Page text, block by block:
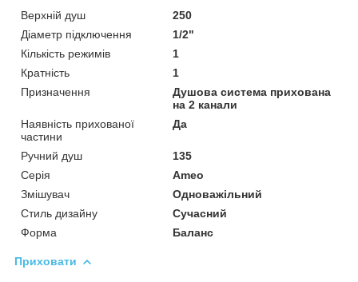
Верхній душ
250
Діаметр підключення
1/2"
Кількість режимів
1
Кратність
1
Призначення
Душова система прихована
на 2 канали
Наявність прихованої
частини
Да
Ручний душ
135
Серія
Ameo
Змішувач
Одноважільний
Стиль дизайну
Сучасний
Форма
Баланс
Приховати